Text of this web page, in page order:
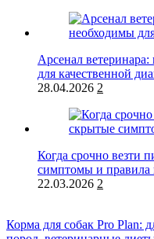
Арсенал
для качественной
28.04.2026 2
Когда срочно везти
симптомы и правила
22.03.2026 2
Корма для собак Pro Plan: